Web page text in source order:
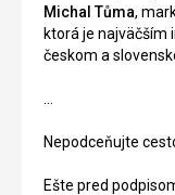
Michal Tůma,
ktorá je
českom a
Nepodceňujte
Ešte pred